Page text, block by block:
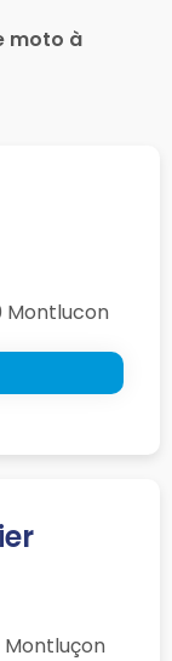
moto à
Montlucon
Montluçon